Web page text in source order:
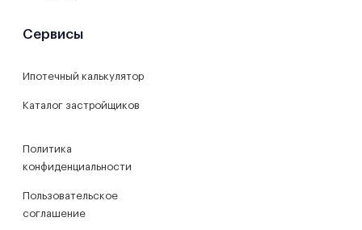
Сервисы
Ипотечный калькулятор
Каталог застройщиков
Политика
конфиденциальности
Пользовательское
соглашение